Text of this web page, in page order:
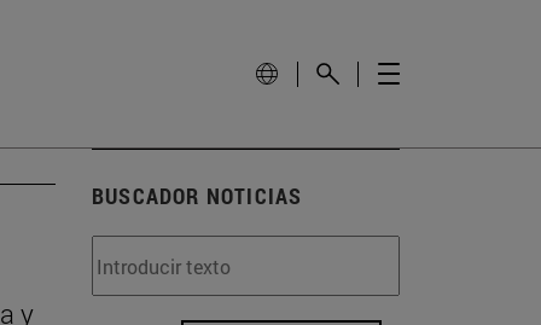
y
BUSCADOR NOTICIAS